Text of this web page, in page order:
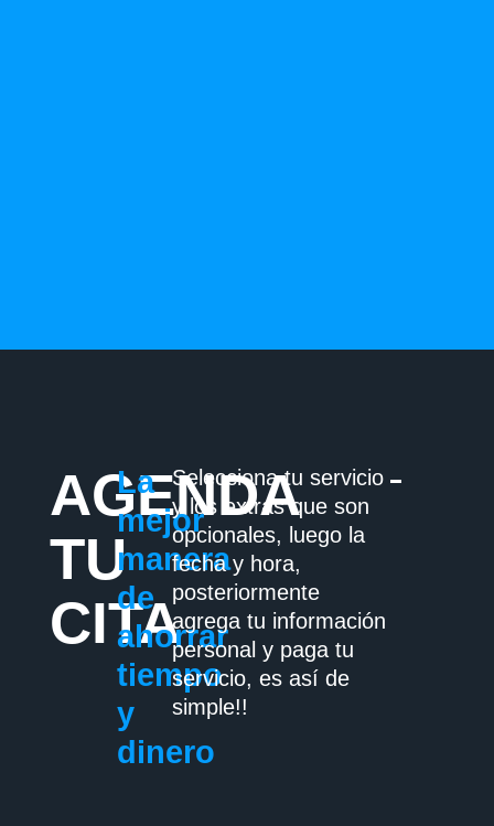
AGENDA
TU
CITA
La
mejor
manera
de
ahorrar
tiempo
y
dinero
Selecciona tu servicio
y los extras que son
opcionales, luego la
fecha y hora,
posteriormente
agrega tu información
personal y paga tu
servicio, es así de
simple!!